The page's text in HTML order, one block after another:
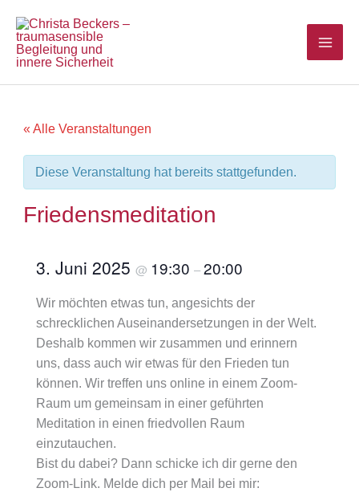
Inhalt
springen
« Alle Veranstaltungen
Diese Veranstaltung hat bereits stattgefunden.
Friedensmeditation
3. Juni 2025@ 19:30–20:00
Wir möchten etwas tun, angesichts der
schrecklichen Auseinandersetzungen in der Welt.
Deshalb kommen wir zusammen und erinnern
uns, dass auch wir etwas für den Frieden tun
können. Wir treffen uns online in einem Zoom-
Raum um gemeinsam in einer geführten
Meditation in einen friedvollen Raum
einzutauchen.
Bist du dabei? Dann schicke ich dir gerne den
Zoom-Link. Melde dich per Mail bei mir: